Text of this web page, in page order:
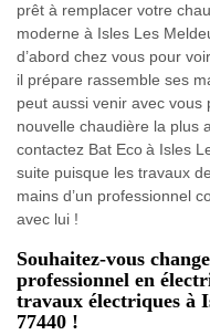
prêt à remplacer votre
moderne à Isles Les
d’abord chez vous pour
il prépare rassemble ses
peut aussi venir avec vous
nouvelle chaudière la plus
contactez Bat Eco à Isles
suite puisque les travaux
mains d’un professionnel
avec lui !
Souhaitez-vous
professionnel en
travaux électriques à
77440 !